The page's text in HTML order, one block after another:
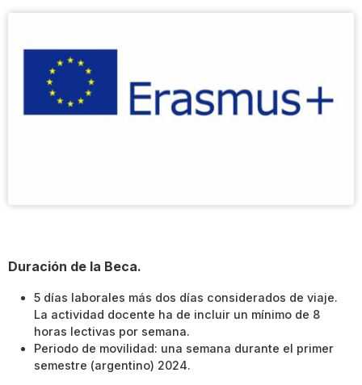
Duración de la Beca.
5 días laborales más dos días considerados de viaje.
La actividad docente ha de incluir un mínimo de 8
horas lectivas por semana.
Periodo de movilidad: una semana durante el primer
semestre (argentino) 2024.